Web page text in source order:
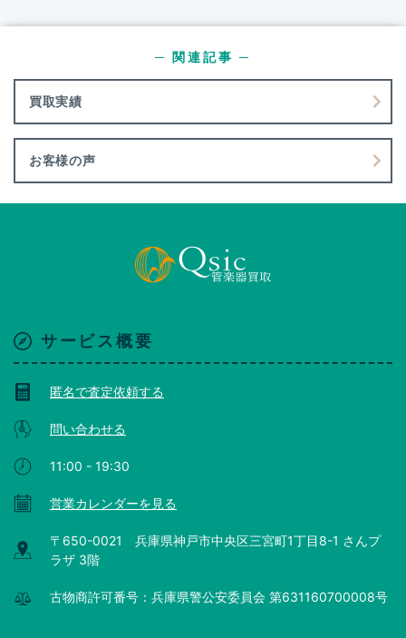
買取実績
─ 関連記事 ─
お客様の声
サービス概要
匿名で査定依頼する
問い合わせる
11:00 - 19:30
営業カレンダーを見る
〒650-0021 兵庫県神戸市中央区三宮町1丁目8-1 さんプ
ラザ 3階
古物商許可番号：兵庫県警公安委員会 第631160700008号